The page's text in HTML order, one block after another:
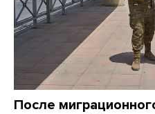
После